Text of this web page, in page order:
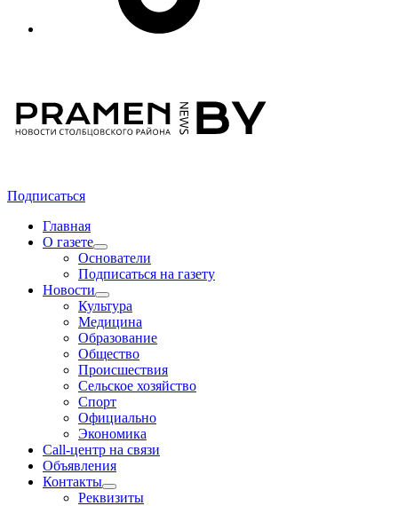
Подписаться
Главная
О газете
Основатели
Подписаться на газету
Новости
Культура
Медицина
Образование
Общество
Происшествия
Сельское хозяйство
Спорт
Официально
Экономика
Call-центр на связи
Объявления
Контакты
Реквизиты